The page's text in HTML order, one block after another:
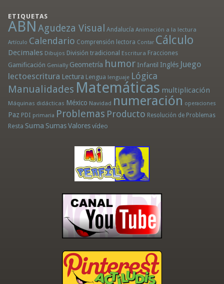
ETIQUETAS
ABN Agudeza Visual Andalucía Animación a la lectura
Artículo Calendario Comprensión lectora Contar Cálculo
Decimales Dibujos División tradicional Escritura Fracciones
Gamificación Genially Geometría humor Infantil Inglés Juego
lectoescritura Lectura Lengua lenguaje Lógica
Manualidades Matemáticas multiplicación
Máquinas didácticas México Navidad numeración operaciones
Paz PDI primaria Problemas Producto Resolución de Problemas
Resta Suma Sumas Valores vídeo